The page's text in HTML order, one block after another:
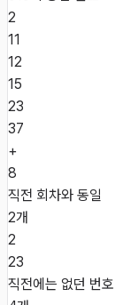
2
11
12
15
23
37
+
8
직전 회차와 동일
2개
2
23
직전에는 없던 번호